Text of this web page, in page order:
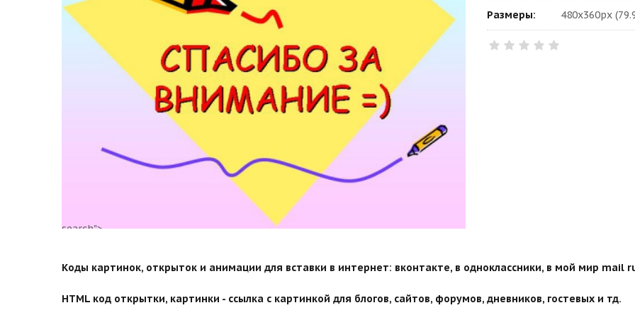
search">
Размеры: 480x360px
Коды картинок, открыток и анимации для вставки в интернет: вконтакте, в одноклассники, в мой мир mail
HTML код открытки, картинки - ссылка с картинкой для блогов, сайтов, форумов, дневников, гостевых и тд.